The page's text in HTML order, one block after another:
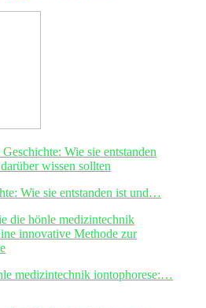
Wie sie entstanden ist und…
medizintechnik iontophorese:…